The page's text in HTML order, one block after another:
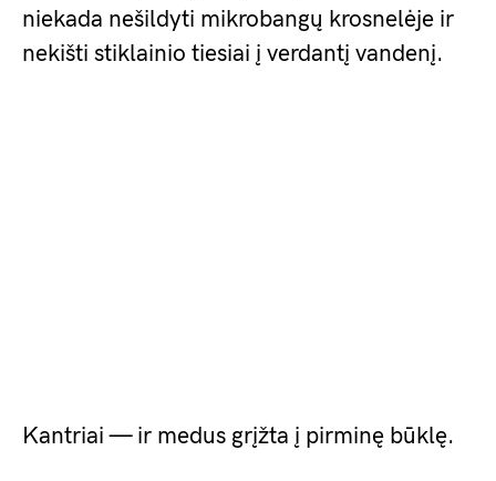
niekada nešildyti mikrobangų krosnelėje ir
nekišti stiklainio tiesiai į verdantį vandenį.
Kantriai — ir medus grįžta į pirminę būklę.